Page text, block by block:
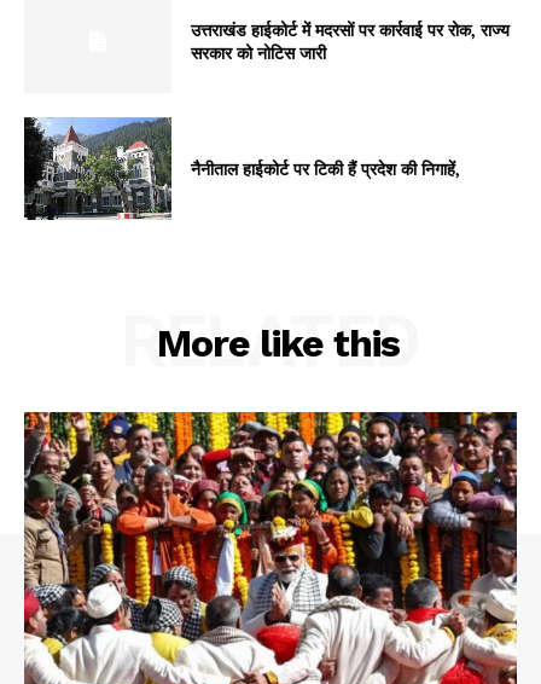
उत्तराखंड हाईकोर्ट में मदरसों पर कार्रवाई पर रोक, राज्य
सरकार को नोटिस जारी
नैनीताल हाईकोर्ट पर टिकी हैं प्रदेश की निगाहें,
More like this
RELATED